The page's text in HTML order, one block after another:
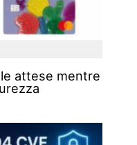
attese mentre